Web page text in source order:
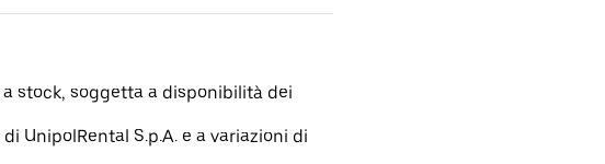
stock, soggetta a disponibilità dei
UnipolRental S.p.A. e a variazioni di